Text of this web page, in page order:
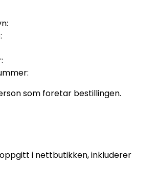
som foretar bestillingen.
i nettbutikken, inkluderer